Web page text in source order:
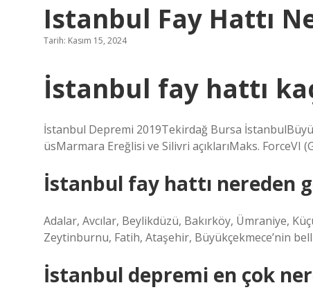
Istanbul Fay Hattı
Tarih: Kasım 15, 2024
İstanbul fay hattı
İstanbul Depremi 2019Tekirdağ Bursa
üsMarmara Ereğlisi ve Silivri açıklarıMaks. ForceVI
İstanbul fay hattı nereden
Adalar, Avcılar, Beylikdüzü, Bakırköy, Ümraniye,
Zeytinburnu, Fatih, Ataşehir, Büyükçekmece’nin
İstanbul depremi en çok